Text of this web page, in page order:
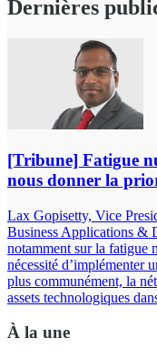
Dernières
[Tribune] Fatigue
nous donner la
Lax Gopisetty, Vice
Business Applications &
notamment sur la fatigue
nécessité d’implémenter
plus communément, la
assets technologiques
À la une